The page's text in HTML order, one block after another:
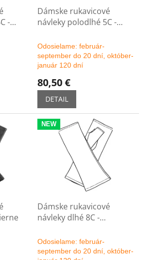
-
Dámske rukavicové
návleky polodlhé 5C -
Odosielame: február-
september do 20 dní, október-
január 120 dní
80,50 €
DETAIL
NEW
Dámske rukavicové
návleky dlhé 8C -
Odosielame: február-
september do 20 dní, október-